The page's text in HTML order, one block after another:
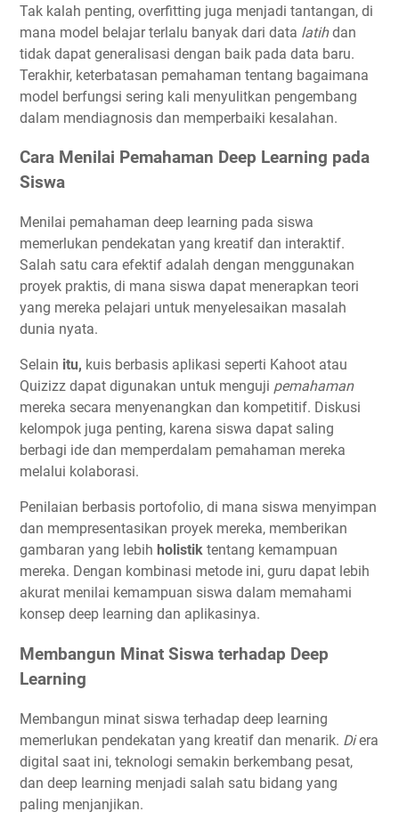
Tak kalah penting, overfitting juga menjadi tantangan, di
mana model belajar terlalu banyak dari data latihdan
tidak dapat generalisasi dengan baik pada data baru.
Terakhir, keterbatasan pemahaman tentang bagaimana
model berfungsi sering kali menyulitkan pengembang
dalam mendiagnosis dan memperbaiki kesalahan.
Cara Menilai Pemahaman Deep Learning pada
Siswa
Menilai pemahaman deep learning pada siswa
memerlukan pendekatan yang kreatif dan interaktif.
Salah satu cara efektif adalah dengan menggunakan
proyek praktis, di mana siswa dapat menerapkan teori
yang mereka pelajari untuk menyelesaikan masalah
dunia nyata.
Selain itu, kuis berbasis aplikasi seperti Kahoot atau
Quizizz dapat digunakan untuk menguji pemahaman
mereka secara menyenangkan dan kompetitif. Diskusi
kelompok juga penting, karena siswa dapat saling
berbagi ide dan memperdalam pemahaman mereka
melalui kolaborasi.
Penilaian berbasis portofolio, di mana siswa menyimpan
dan mempresentasikan proyek mereka, memberikan
gambaran yang lebih holistik tentang kemampuan
mereka. Dengan kombinasi metode ini, guru dapat lebih
akurat menilai kemampuan siswa dalam memahami
konsep deep learning dan aplikasinya.
Membangun Minat Siswa terhadap Deep
Learning
Membangun minat siswa terhadap deep learning
memerlukan pendekatan yang kreatif dan menarik. Diera
digital saat ini, teknologi semakin berkembang pesat,
dan deep learning menjadi salah satu bidang yang
paling menjanjikan.